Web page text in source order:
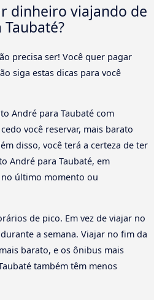
dinheiro viajando de
precisa ser! Você quer pagar
siga estas dicas para você
André para Taubaté com
você reservar, mais barato
disso, você terá a certeza de ter
André para Taubaté, em
último momento ou
de pico. Em vez de viajar no
a semana. Viajar no fim da
barato, e os ônibus mais
também têm menos